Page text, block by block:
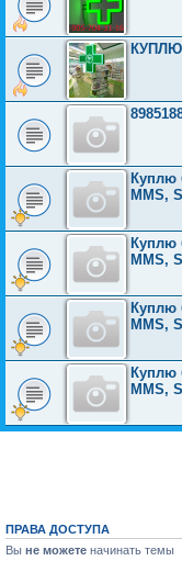
КУПЛЮ
Куплю
MMS,
Куплю
MMS,
Куплю
MMS,
Куплю
MMS,
ПРАВА ДОСТУПА
Вы не можете начинать темы